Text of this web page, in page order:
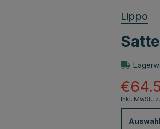
Lippo
Inkl. MwSt.,